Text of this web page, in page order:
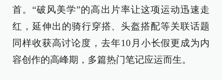
首。“破风美学”的高出片率让这项运动迅速走
红，延伸出的骑行穿搭、头盔搭配等关联话题
同样收获高讨论度，去年10月小长假更成为内
容创作的高峰期，多篇热门笔记应运而生。